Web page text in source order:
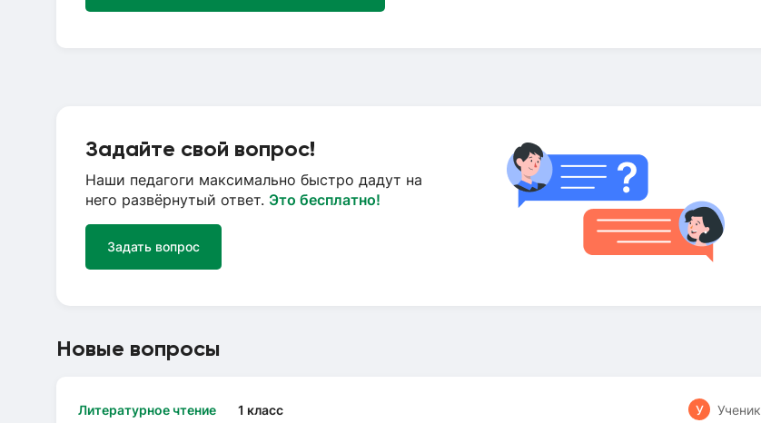
Задайте свой вопрос!
Наши педагоги максимально быстро дадут на
него развёрнутый ответ. Это бесплатно!
Задать вопрос
Новые вопросы
Литературное чтение 1 класс У Ученик